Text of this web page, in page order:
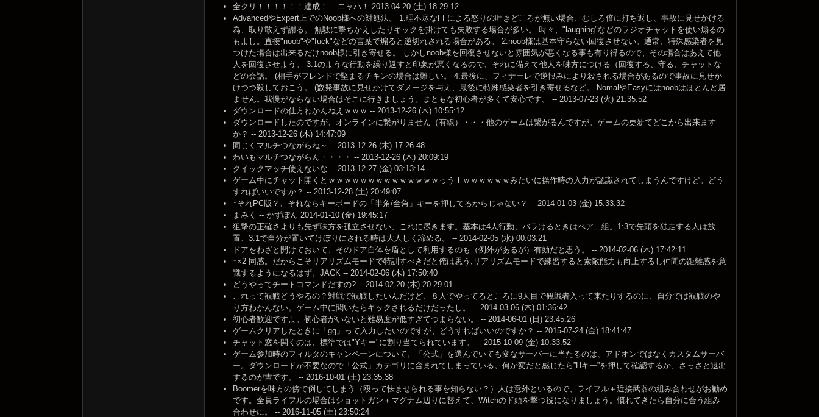
全クリ！！！！！！達成！ -- ニャハ！ 2013-04-20 (土) 18:29:12
AdvancedやExpert上でのNoob様への対処法。 1.理不尽なFFによる怒りの吐きどころが無い場合、むしろ倍に打ち返し、事故に見せかける
為、取り敢えず謝る。 無駄に撃ちかえしたりキックを掛けても失敗する場合が多い。 時々、"laughing"などのラジオチャットを使い煽るの
もよし。直接"noob"や"fuck"などの言葉で煽ると逆切れされる場合がある。 2.noob様は基本守らない回復させない。通常、特殊感染者を見
つけた場合は出来るだけnoob様に引き寄せる。 しかしnoob様を回復させないと雰囲気が悪くなる事も有り得るので、その場合はあえて他
人を回復させよう。 3.1のような行動を繰り返すと印象が悪くなるので、それに備えて他人を味方につける（回復する、守る、チャットな
どの会話。 (相手がフレンドで堅まるチキンの場合は難しい。 4.最後に、フィナーレで逆恨みにより殺される場合があるので事故に見せか
けつつ殺しておこう。 (数発事故に見せかけてダメージを与え、最後に特殊感染者を引き寄せるなど。 NomalやEasyにはnoobはほとんど居
ません。我慢がならない場合はそこに行きましょう。まともな初心者が多くて安心です。 -- 2013-07-23 (火) 21:35:52
ダウンロードの仕方わかんねえｗｗｗ -- 2013-12-26 (木) 10:55:12
ダウンロードしたのですが、オンラインに繋がりません（有線）・・・他のゲームは繋がるんですが。ゲームの更新てどこから出来ます
か？ -- 2013-12-26 (木) 14:47:09
同じくマルチつながらね～ -- 2013-12-26 (木) 17:26:48
わいもマルチつながらん・・・・ -- 2013-12-26 (木) 20:09:19
クイックマッチ使えないな -- 2013-12-27 (金) 03:13:14
ゲーム中にチャット開くとｗｗｗｗｗｗｗｗｗｗｗｗｗｗっうｌｗｗｗｗｗｗみたいに操作時の入力が認識されてしまうんですけど。どう
すればいいですか？ -- 2013-12-28 (土) 20:49:07
↑それPC版？、それならキーボードの「半角/全角」キーを押してるからじゃない？ -- 2014-01-03 (金) 15:33:32
まみく -- かずぽん 2014-01-10 (金) 19:45:17
狙撃の正確さよりも先ず味方を孤立させない、これに尽きます。基本は4人行動、バラけるときはペア二組。1:3で先頭を独走する人は放
置、3:1で自分が置いてけぼりにされる時は大人しく諦める。 -- 2014-02-05 (水) 00:03:21
ドアをわざと開けておいて、そのドア自体を盾として利用するのも（例外があるが）有効だと思う。 -- 2014-02-06 (木) 17:42:11
↑×2 同感。だからこそリアリズムモードで特訓すべきだと俺は思う,リアリズムモードで練習すると索敵能力も向上するし仲間の距離感を意
識するようになるはず。JACK -- 2014-02-06 (木) 17:50:40
どうやってチートコマンドだすの? -- 2014-02-20 (木) 20:29:01
これって観戦どうやるの？対戦で観戦したいんだけど、８人でやってるところに9人目で観戦者入って来たりするのに、自分では観戦のや
り方わかんない。ゲーム中に聞いたらキックされるだけだったし。 -- 2014-03-06 (木) 01:36:42
初心者歓迎ですよ。初心者がいないと難易度が低すぎてつまらない。 -- 2014-06-01 (日) 23:45:26
ゲームクリアしたときに「gg」って入力したいのですが、どうすればいいのですか？ -- 2015-07-24 (金) 18:41:47
チャット窓を開くのは、標準では"Yキー"に割り当てられています。 -- 2015-10-09 (金) 10:33:52
ゲーム参加時のフィルタのキャンペーンについて。「公式」を選んでいても変なサーバーに当たるのは、アドオンではなくカスタムサーバ
ー。ダウンロードが不要なので「公式」カテゴリに含まれてしまっている。何か変だと感じたら”Hキー”を押して確認するか、さっさと退出
するのが吉です。 -- 2016-10-01 (土) 23:35:38
Boomerを味方の傍で倒してしまう（殴って怯ませられる事を知らない？）人は意外といるので、ライフル＋近接武器の組み合わせがお勧め
です。全員ライフルの場合はショットガン＋マグナム辺りに替えて、Witchのド頭を撃つ役になりましょう。慣れてきたら自分に合う組み
合わせに。 -- 2016-11-05 (土) 23:50:24